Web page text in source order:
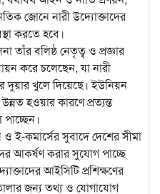
জোনে নারী উদ্যোক্তাদের
করতে হবে।
তাঁর বলিষ্ঠ নেতৃত্ব ও প্রজ্ঞার
করে চলেছেন, যা নারী
দুয়ার খুলে দিয়েছে। ইউনিয়ন
হওয়ার কারণে প্রত্যন্ত
ই-কমার্সের সুবাদে দেশের সীমা
আকর্ষণ করার সুযোগ পাচ্ছে
আইসিটি প্রশিক্ষণের
জন্য তথ্য ও যোগাযোগ